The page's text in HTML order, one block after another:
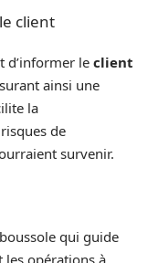
client
d’informer le client
ainsi une
la
de
survenir.
qui guide
les opérations à